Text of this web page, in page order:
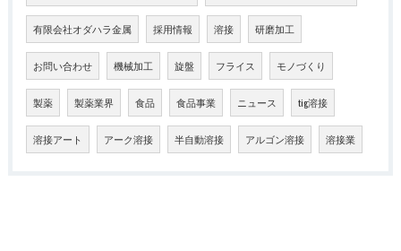
有限会社オダハラ金属 採用情報 溶接 研磨加工
お問い合わせ 機械加工 旋盤 フライス モノづくり
製薬 製薬業界 食品 食品事業 ニュース tig溶接
溶接アート アーク溶接 半自動溶接 アルゴン溶接 溶接業